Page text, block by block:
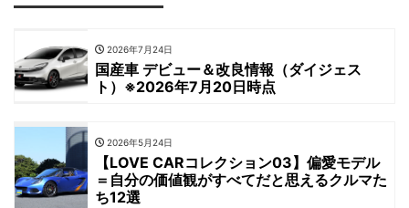
2026年7月24日
国産車 デビュー＆改良情報（ダイジェス
ト）※2026年7月20日時点
2026年5月24日
【LOVE CARコレクション03】偏愛モデル
＝自分の価値観がすべてだと思えるクルマた
ち12選